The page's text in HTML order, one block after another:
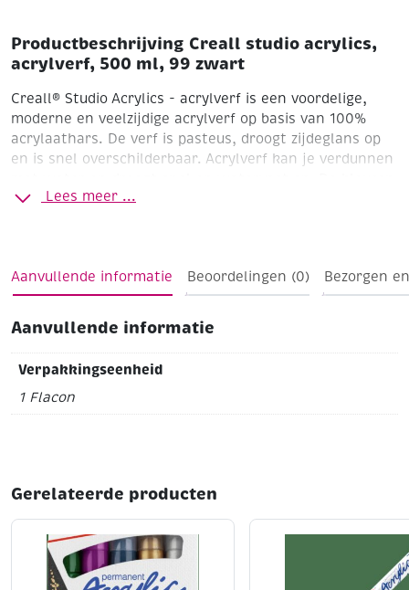
Productbeschrijving Creall studio acrylics,
acrylverf, 500 ml, 99 zwart
Creall® Studio Acrylics - acrylverf is een voordelige,
moderne en veelzijdige acrylverf op basis van 100%
acrylaathars. De verf is pasteus, droogt zijdeglans op
en is snel overschilderbaar. Acrylverf kan je verdunnen
zijn makkelijk te mengen en de verf hecht goed op
schildersdoek en papier, maar je zou ook kunnen
denken aan gips, board, hout, steen of cement. Flacon
met handige klepdeksel.
99 ZwartdekkendFlacon van 500 ml
Lees meer ...
Aanvullende informatie Beoordelingen (0) Bezorgen
Aanvullende informatie
Verpakkingseenheid
1 Flacon
Gerelateerde producten